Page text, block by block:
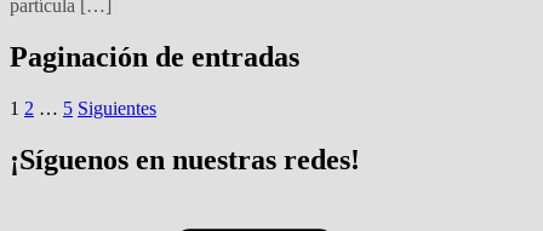
partícula […]
Paginación de entradas
1 2 … 5 Siguientes
¡Síguenos en nuestras redes!